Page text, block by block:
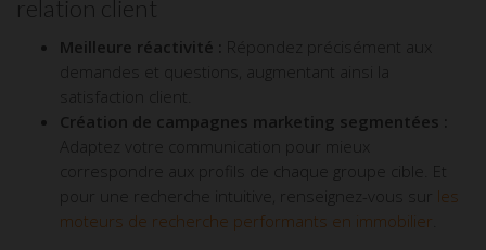
relation client
Meilleure réactivité :
Répondez précisément aux
demandes et questions, augmentant ainsi la
satisfaction client.
Création de campagnes marketing segmentées :
Adaptez votre communication pour mieux
correspondre aux profils de chaque groupe cible. Et
pour une recherche intuitive, renseignez-vous sur les
moteurs de recherche performants en immobilier